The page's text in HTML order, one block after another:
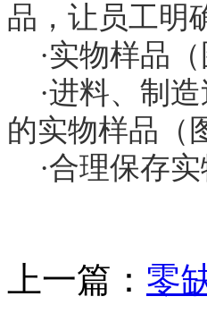
品，让员工明
·实物样品（
·进料、制造
的实物样品（
·合理保存实
上一篇： 零